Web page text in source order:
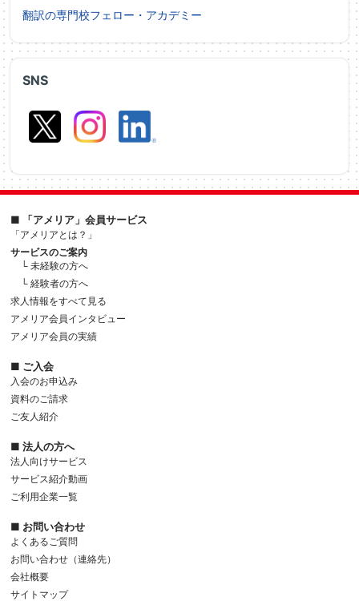
SNS
翻訳の専門校フェロー・アカデミー
■ 「アメリア」会員サービス
「アメリアとは？」
サービスのご案内
└ 未経験の方へ
└ 経験者の方へ
求人情報をすべて見る
アメリア会員インタビュー
アメリア会員の実績
■ ご入会
入会のお申込み
資料のご請求
ご友人紹介
■ 法人の方へ
法人向けサービス
サービス紹介動画
ご利用企業一覧
■ お問い合わせ
よくあるご質問
お問い合わせ（連絡先）
会社概要
サイトマップ